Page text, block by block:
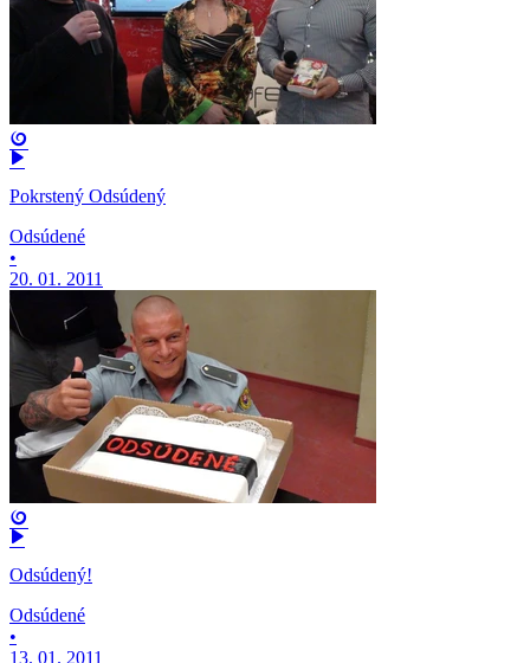
Pokrstený Odsúdený
Odsúdené
•
20. 01. 2011
Odsúdený!
Odsúdené
•
13. 01. 2011